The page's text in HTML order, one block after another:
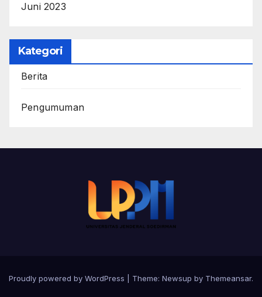
Juni 2023
Kategori
Berita
Pengumuman
Proudly powered by WordPress Theme: Newsup by Themeansar.